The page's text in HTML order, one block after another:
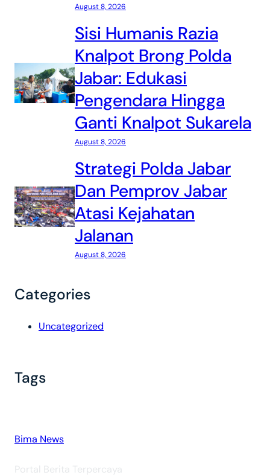
August 8, 2026
Sisi Humanis Razia
Knalpot Brong Polda
Jabar: Edukasi
Pengendara Hingga
Ganti Knalpot Sukarela
August 8, 2026
Strategi Polda Jabar
Dan Pemprov Jabar
Atasi Kejahatan
Jalanan
August 8, 2026
Categories
Uncategorized
Tags
Bima News
Portal Berita Terpercaya